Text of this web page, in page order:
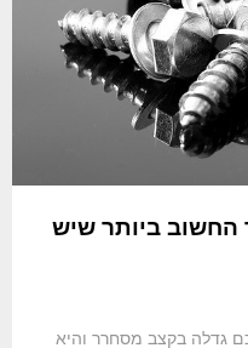
ביותר שיש
גדלה בקצב מסחרר והיא